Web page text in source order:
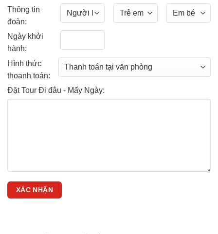
Thông tin
đoàn:
Ngày khởi
hành:
Hình thức
thoanh toán:
Đặt Tour Đi đâu - Mấy Ngày: